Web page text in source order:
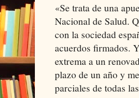
«Se trata de una
Nacional de Salud.
con la sociedad
acuerdos firmados.
extrema a un
plazo de un año y
parciales de todas